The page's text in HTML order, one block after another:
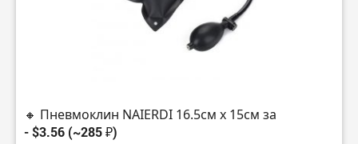
🔸 Пневмоклин NAIERDI 16.5см x 15см за
- $3.56 (~285 ₽)